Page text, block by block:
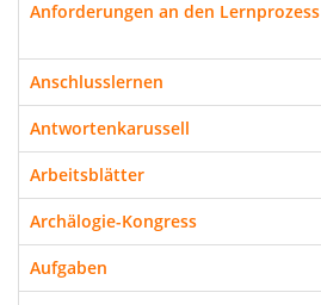
Anforderungen an den Lernprozess
Anschlusslernen
Antwortenkarussell
Arbeitsblätter
Archälogie-Kongress
Aufgaben